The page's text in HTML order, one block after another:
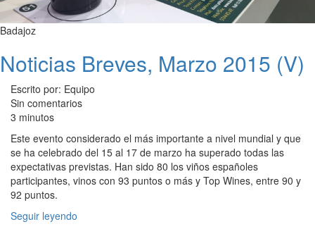
Badajoz
Noticias Breves, Marzo 2015 (V)
Escrito por: Equipo
Sin comentarios
3 minutos
Este evento considerado el más importante a nivel mundial y que
se ha celebrado del 15 al 17 de marzo ha superado todas las
expectativas previstas. Han sido 80 los viños españoles
participantes, vinos con 93 puntos o más y Top Wines, entre 90 y
92 puntos.
Seguir leyendo